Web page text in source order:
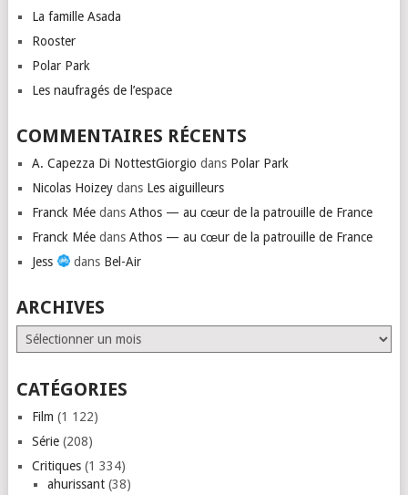
La famille Asada
Rooster
Polar Park
Les naufragés de l’espace
COMMENTAIRES RÉCENTS
A. Capezza Di NottestGiorgio dans Polar Park
Nicolas Hoizeydans Les aiguilleurs
Franck Méedans Athos — au cœur de la patrouille de France
Franck Méedans Athos — au cœur de la patrouille de France
Jess
dans Bel-Air
ARCHIVES
Archives
CATÉGORIES
Film (1 122)
Série(208)
Critiques(1 334)
ahurissant(38)